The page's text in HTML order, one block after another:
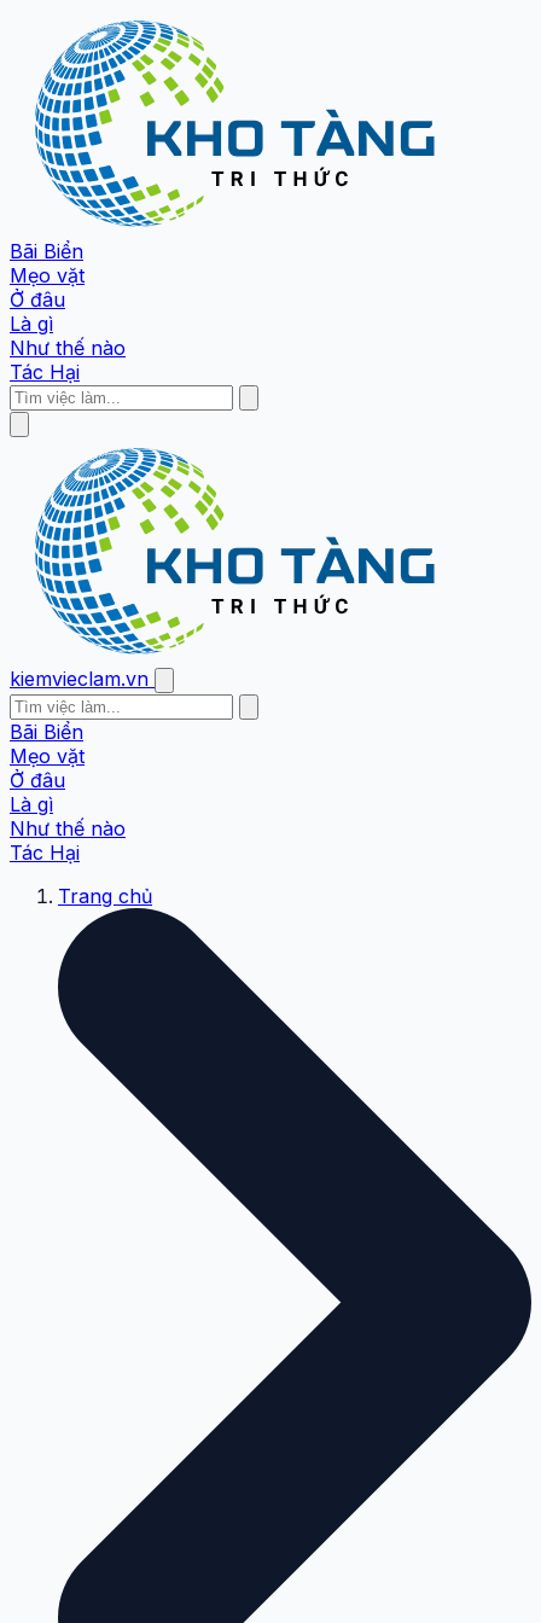
Bãi Biển
Mẹo vặt
Ở đâu
Là gì
Như thế nào
Tác Hại
kiemvieclam.vn
Bãi Biển
Mẹo vặt
Ở đâu
Là gì
Như thế nào
Tác Hại
Trang chủ